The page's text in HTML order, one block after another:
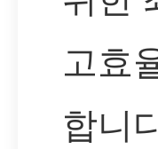
고효
합니